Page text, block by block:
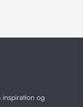
inspiration og